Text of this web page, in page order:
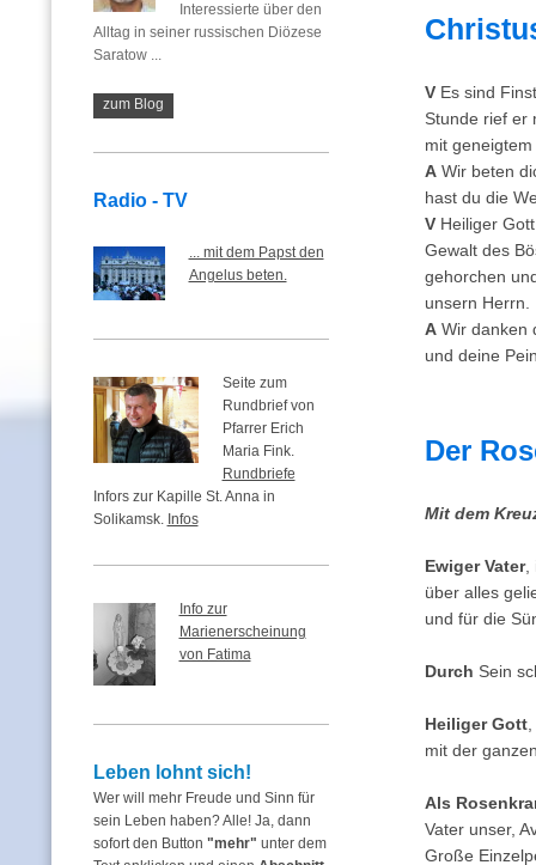
V Es sind
Stunde rief er
mit
A Wir beten
hast du die
V Heiliger
Gewalt des
gehorchen
unsern Herrn.
A Wir danken
und deine
Der
Mit dem
Ewiger Vater,
über alles
und für die
Durch Sein
Heiliger Gott
mit der
Als
Vater unser,
Große
Interessierte über den
Alltag in seiner russischen Diözese
Saratow ...
zum Blog
Radio - TV
... mit dem Papst den
Angelus beten.
Seite zum
Rundbrief von
Pfarrer Erich
Maria Fink.
Rundbriefe
Infors zur Kapille St. Anna in
Solikamsk. Infos
Info zur
Marienerscheinung
von Fatima
Leben lohnt sich!
Wer will mehr Freude und Sinn für
sein Leben haben? Alle! Ja, dann
sofort den Button "mehr" unter dem